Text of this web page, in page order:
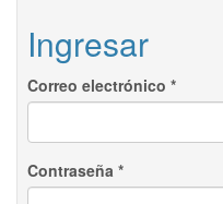
Ingresar
Correo electrónico *
Contraseña *